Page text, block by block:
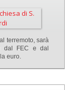
terremoto, sarà
dal FEC e dal
euro.